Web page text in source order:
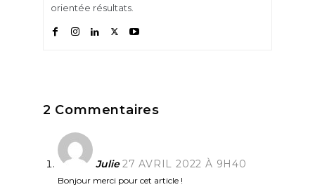
orientée résultats.
2 Commentaires
Julie 27 AVRIL 2022 À 9H40
Bonjour merci pour cet article !